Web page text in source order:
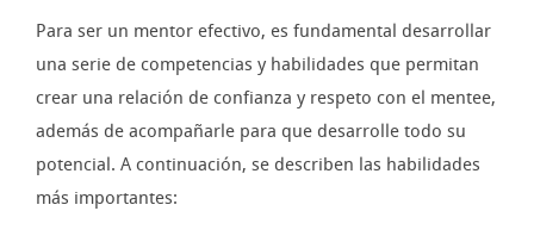
Para ser un mentor efectivo, es fundamental desarrollar
una serie de competencias y habilidades que permitan
crear una relación de confianza y respeto con el mentee,
además de acompañarle para que desarrolle todo su
potencial. A continuación, se describen las habilidades
más importantes: